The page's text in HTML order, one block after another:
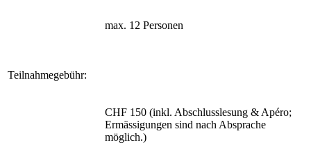
max. 12 Personen
Teilnahmegebühr:
CHF 150 (inkl. Abschlusslesung & Apéro;
Ermässigungen sind nach Absprache
möglich.)